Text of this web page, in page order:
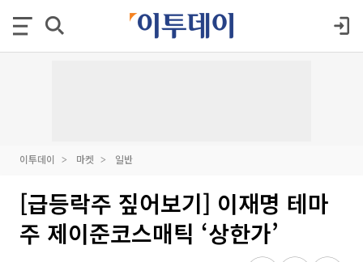
이투데이 마켓 일반
[급등락주 짚어보기] 이재명 테마
주 제이준코스매틱 ‘상한가’